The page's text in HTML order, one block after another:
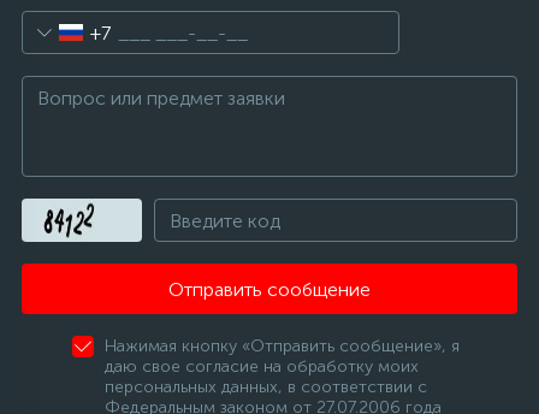
+7
Отправить сообщение
Нажимая кнопку «Отправить сообщение», я
даю свое согласие на обработку моих
персональных данных, в соответствии с
Федеральным законом от 27.07.2006 года